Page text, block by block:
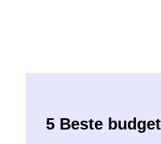
5 Beste